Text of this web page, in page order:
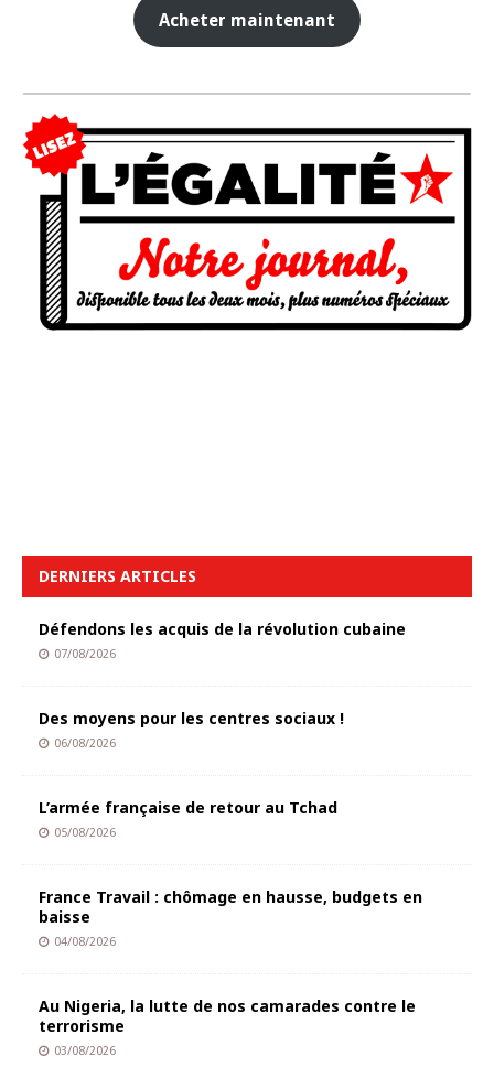
Acheter maintenant
DERNIERS ARTICLES
Défendons les acquis de la révolution cubaine
07/08/2026
Des moyens pour les centres sociaux !
06/08/2026
L’armée française de retour au Tchad
05/08/2026
France Travail : chômage en hausse, budgets en
baisse
04/08/2026
Au Nigeria, la lutte de nos camarades contre le
terrorisme
03/08/2026